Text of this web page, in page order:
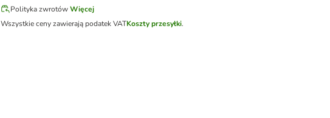
Polityka zwrotówWięcej
Wszystkie ceny zawierają podatek VATKoszty przesyłki.